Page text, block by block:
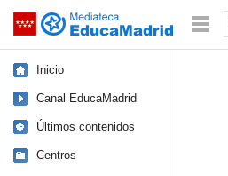
Saltar navegación
Inicio
Canal EducaMadrid
Últimos contenidos
Centros